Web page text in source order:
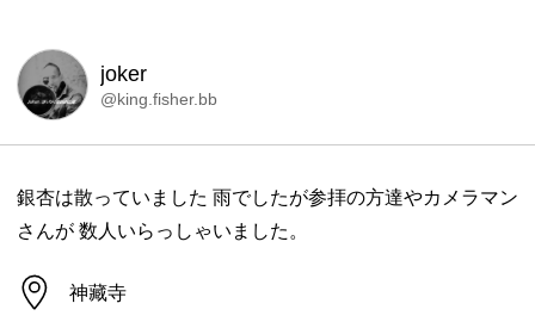
joker
@king.fisher.bb
銀杏は散っていました 雨でしたが参拝の方達やカメラマン
さんが 数人いらっしゃいました。
神藏寺